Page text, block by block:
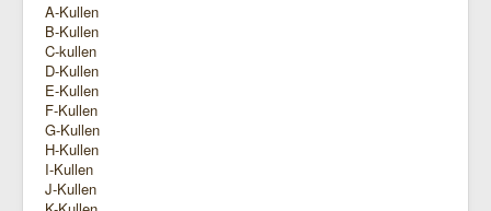
A-Kullen
B-Kullen
C-kullen
D-Kullen
E-Kullen
F-Kullen
G-Kullen
H-Kullen
I-Kullen
J-Kullen